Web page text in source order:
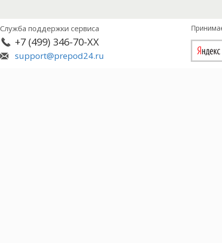
Служба поддержки сервиса
+7 (499) 346-70-XX
support@prepod24.ru